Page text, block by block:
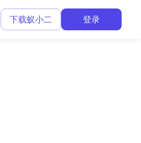
下载蚁小二 登录